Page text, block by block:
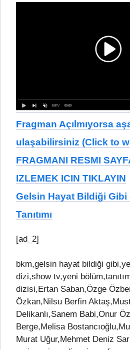
Fragman Açılmıyorsa
ulaşabilirsiniz (Click to
FRAGMANI RESMI
IZLEMEK ICIN TIKLAYIN
Gelsin Hayat Bildiği Gibi
Tanıtımı
[ad_2]
bkm,gelsin hayat bildiği
dizi,show tv,yeni
dizisi,Ertan Saban,Özge
Özkan,Nilsu Berfin
Delikanlı,Sanem Babi,Onur
Berge,Melisa
Murat Uğur,Mehmet Deniz